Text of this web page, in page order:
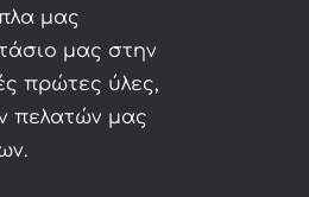
μας
μας στην
πρώτες ύλες,
πελατών μας